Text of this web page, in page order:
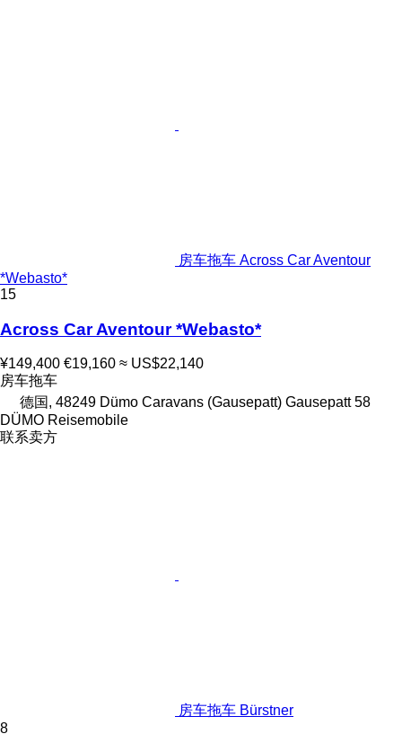
房车拖车 Across Car Aventour
*Webasto*
15
Across Car Aventour *Webasto*
¥149,400 €19,160 ≈ US$22,140
房车拖车
德国, 48249 Dümo Caravans (Gausepatt) Gausepatt 58
DÜMO Reisemobile
联系卖方
房车拖车 Bürstner
8